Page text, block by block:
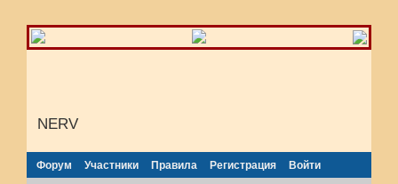
NERV
Форум Участники Правила Регистрация Войти